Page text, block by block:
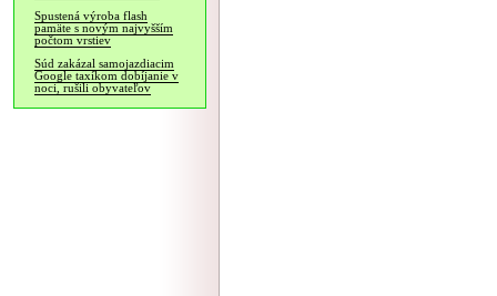
Spustená výroba flash
pamäte s novým najvyšším
počtom vrstiev
Súd zakázal samojazdiacim
Google taxíkom dobíjanie v
noci, rušili obyvateľov